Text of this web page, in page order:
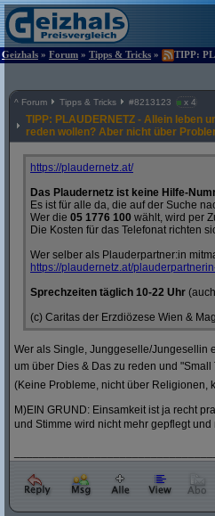
Geizhals » Forum » Tipps & Tricks » TIPP:
^ Forum Tipps & Tricks #8213123 x 4
TIPP: PLAUDERNETZ - Allein leben
reden wollen? Aber nicht über
https://plaudernetz.at/
Das Plaudernetz ist keine Hilfe-
Es ist für alle da, die auf der Suche
Wer die 05 1776 100 wählt, wird per
Die Kosten für das Telefonat richten
Wer selber als Plauderpartner:in
https://plaudernetz.at/
Sprechzeiten täglich 10-22 Uhr
(c) Caritas der Erzdiözese Wien &
Wer als Single, Junggeselle/Jungesellin
um über Dies & Das zu reden und
(Keine Probleme, nicht über Religionen,
M)EIN GRUND: Einsamkeit ist ja recht
und Stimme wird nicht mehr gepflegt